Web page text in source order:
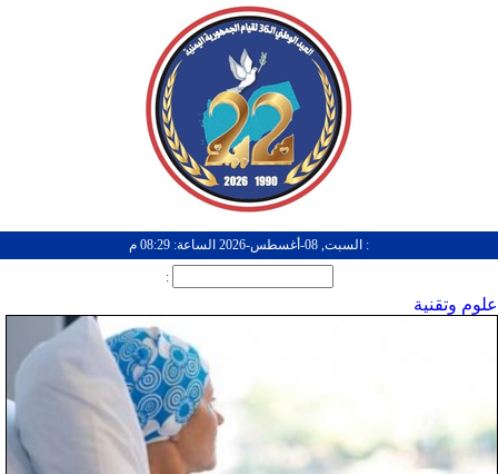
: السبت, 08-أغسطس-2026 الساعة: 08:29 م
:
علوم وتقنية